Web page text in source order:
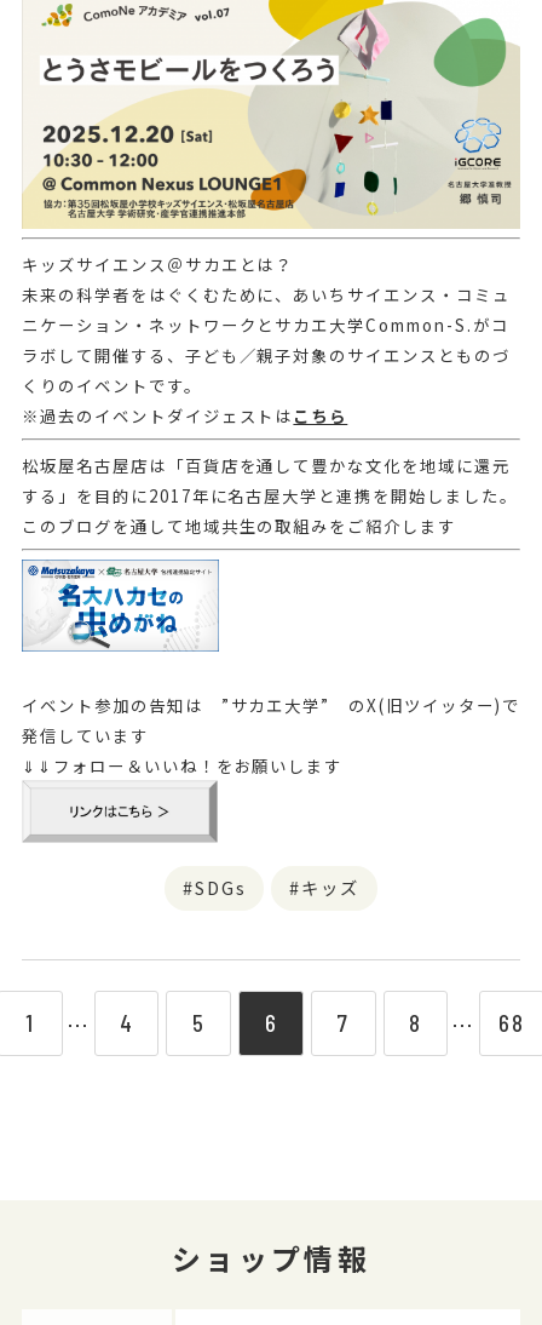
キッズサイエンス＠サカエとは？
未来の科学者をはぐくむために、あいちサイエンス・コミュ
ニケーション・ネットワークとサカエ大学Common-S.がコ
ラボして開催する、子ども／親子対象のサイエンスとものづ
くりのイベントです。
※過去のイベントダイジェストは こちら
松坂屋名古屋店は「百貨店を通して豊かな文化を地域に還元
する」を目的に2017年に名古屋大学と連携を開始しました。
このブログを通して地域共生の取組みをご紹介します
イベント参加の告知は ”サカエ大学” のX(旧ツイッター)で
発信しています
⇓⇓フォロー＆いいね！をお願いします
SDGs キッズ
1 ⋯ 4 5 6 7 8 ⋯ 68
ショップ情報